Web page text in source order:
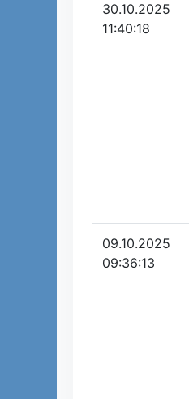
30.10.2025
11:40:18
09.10.2025
09:36:13